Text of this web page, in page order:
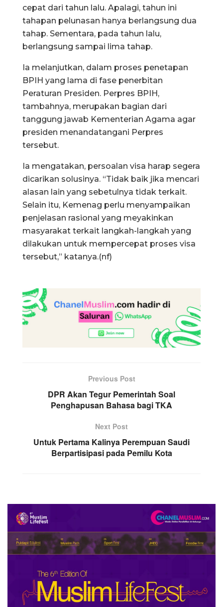
cepat dari tahun lalu. Apalagi, tahun ini
tahapan pelunasan hanya berlangsung dua
tahap. Sementara, pada tahun lalu,
berlangsung sampai lima tahap.
Ia melanjutkan, dalam proses penetapan
BPIH yang lama di fase penerbitan
Peraturan Presiden. Perpres BPIH,
tambahnya, merupakan bagian dari
tanggung jawab Kementerian Agama agar
presiden menandatangani Perpres
tersebut.
Ia mengatakan, persoalan visa harap segera
dicarikan solusinya. “Tidak baik jika mencari
alasan lain yang sebetulnya tidak terkait.
Selain itu, Kemenag perlu menyampaikan
penjelasan rasional yang meyakinkan
masyarakat terkait langkah-langkah yang
dilakukan untuk mempercepat proses visa
tersebut,” katanya.(nf)
Previous Post
DPR Akan Tegur Pemerintah Soal
Penghapusan Bahasa bagi TKA
Next Post
Untuk Pertama Kalinya Perempuan Saudi
Berpartisipasi pada Pemilu Kota